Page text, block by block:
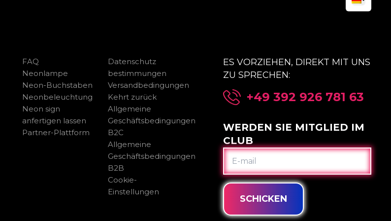
FAQ
Neonlampe
Neon-Buchstaben
Neonbeleuchtung
Neon sign
anfertigen lassen
Partner-Plattform
Datenschutz
bestimmungen
Versandbedingungen
Kehrt zurück
Allgemeine
Geschäftsbedingungen
B2C
Allgemeine
Geschäftsbedingungen
B2B
Cookie-
Einstellungen
ES VORZIEHEN, DIREKT MIT UNS
ZU SPRECHEN:
+49 392 926 781 63
WERDEN SIE MITGLIED IM
CLUB
E-
MAIL
SCHICKEN